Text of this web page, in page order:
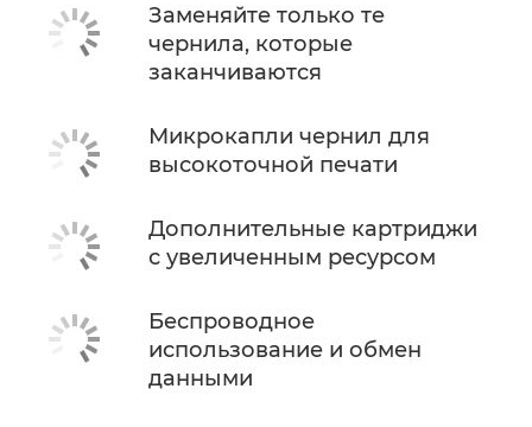
Заменяйте только те
чернила, которые
заканчиваются
Микрокапли чернил для
высокоточной печати
Дополнительные картриджи
с увеличенным ресурсом
Беспроводное
использование и обмен
данными